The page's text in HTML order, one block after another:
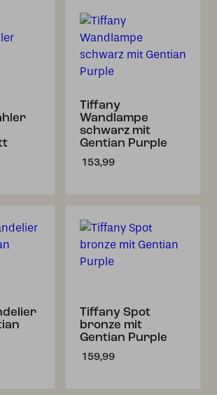
Tiffany
Wandlampe
schwarz mit
Gentian Purple
153,99
Tiffany Spot
bronze mit
Gentian Purple
159,99